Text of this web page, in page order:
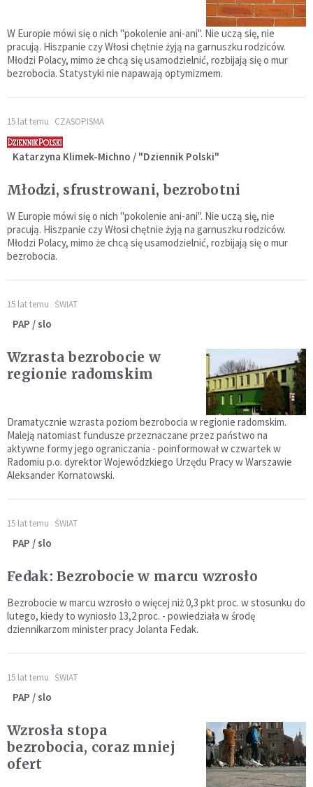
W Europie mówi się o nich "pokolenie ani-ani". Nie uczą się, nie
pracują. Hiszpanie czy Włosi chętnie żyją na garnuszku rodziców.
Młodzi Polacy, mimo że chcą się usamodzielnić, rozbijają się o mur
bezrobocia. Statystyki nie napawają optymizmem.
15 lat temu CZASOPISMA
Katarzyna Klimek-Michno / "Dziennik Polski"
Młodzi, sfrustrowani, bezrobotni
W Europie mówi się o nich "pokolenie ani-ani". Nie uczą się, nie
pracują. Hiszpanie czy Włosi chętnie żyją na garnuszku rodziców.
Młodzi Polacy, mimo że chcą się usamodzielnić, rozbijają się o mur
bezrobocia.
15 lat temu ŚWIAT
PAP / slo
Wzrasta bezrobocie w
regionie radomskim
Dramatycznie wzrasta poziom bezrobocia w regionie radomskim.
Maleją natomiast fundusze przeznaczane przez państwo na
aktywne formy jego ograniczania - poinformował w czwartek w
Radomiu p.o. dyrektor Wojewódzkiego Urzędu Pracy w Warszawie
Aleksander Kornatowski.
15 lat temu ŚWIAT
PAP / slo
Fedak: Bezrobocie w marcu wzrosło
Bezrobocie w marcu wzrosło o więcej niż 0,3 pkt proc. w stosunku do
lutego, kiedy to wyniosło 13,2 proc. - powiedziała w środę
dziennikarzom minister pracy Jolanta Fedak.
15 lat temu ŚWIAT
PAP / slo
Wzrosła stopa
bezrobocia, coraz mniej
ofert